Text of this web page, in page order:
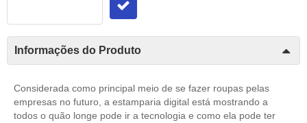
Informações do Produto
Considerada como principal meio de se fazer roupas pelas
empresas no futuro, a estamparia digital está mostrando a
todos o quão longe pode ir a tecnologia e como ela pode ter